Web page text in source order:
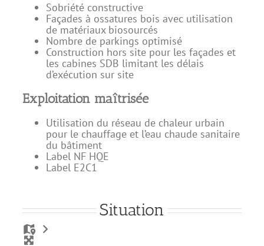
Sobriété constructive
Façades à ossatures bois avec utilisation
de matériaux biosourcés
Nombre de parkings optimisé
Construction hors site pour les façades et
les cabines SDB limitant les délais
d’exécution sur site
Exploitation maîtrisée
Utilisation du réseau de chaleur urbain
pour le chauffage et l’eau chaude sanitaire
du bâtiment
Label NF HQE
Label E2C1
Situation